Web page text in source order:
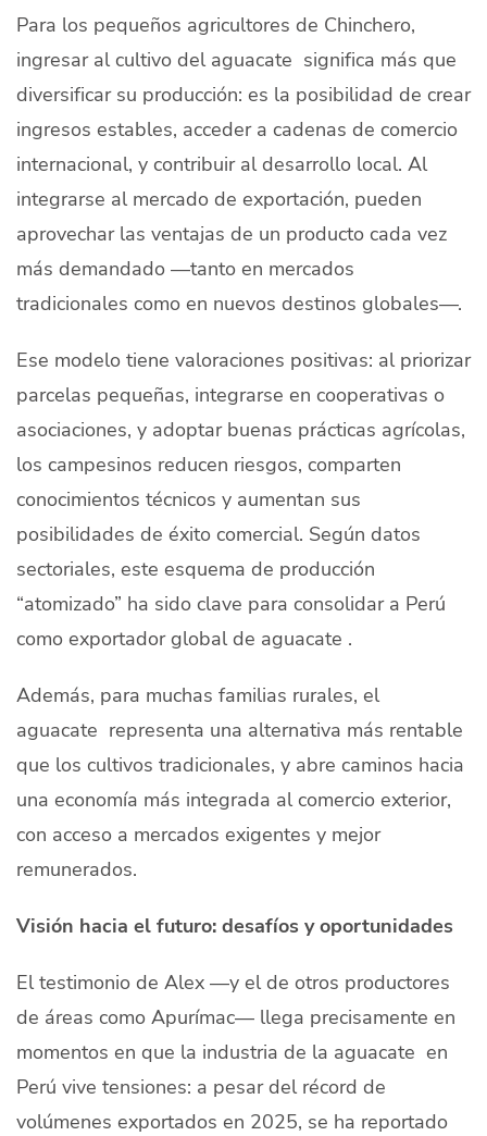
Para los pequeños agricultores de Chinchero,
ingresar al cultivo del aguacate significa más que
diversificar su producción: es la posibilidad de crear
ingresos estables, acceder a cadenas de comercio
internacional, y contribuir al desarrollo local. Al
integrarse al mercado de exportación, pueden
aprovechar las ventajas de un producto cada vez
más demandado —tanto en mercados
tradicionales como en nuevos destinos globales—.
Ese modelo tiene valoraciones positivas: al priorizar
parcelas pequeñas, integrarse en cooperativas o
asociaciones, y adoptar buenas prácticas agrícolas,
los campesinos reducen riesgos, comparten
conocimientos técnicos y aumentan sus
posibilidades de éxito comercial. Según datos
sectoriales, este esquema de producción
“atomizado” ha sido clave para consolidar a Perú
como exportador global de aguacate .
Además, para muchas familias rurales, el
aguacate representa una alternativa más rentable
que los cultivos tradicionales, y abre caminos hacia
una economía más integrada al comercio exterior,
con acceso a mercados exigentes y mejor
remunerados.
Visión hacia el futuro: desafíos y oportunidades
El testimonio de Alex —y el de otros productores
de áreas como Apurímac— llega precisamente en
momentos en que la industria de la aguacate en
Perú vive tensiones: a pesar del récord de
volúmenes exportados en 2025, se ha reportado